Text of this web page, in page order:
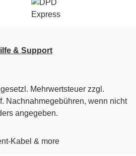
& Support
Mehrwertsteuer zzgl.
Nachnahmegebühren, wenn nicht
angegeben.
Kabel & more